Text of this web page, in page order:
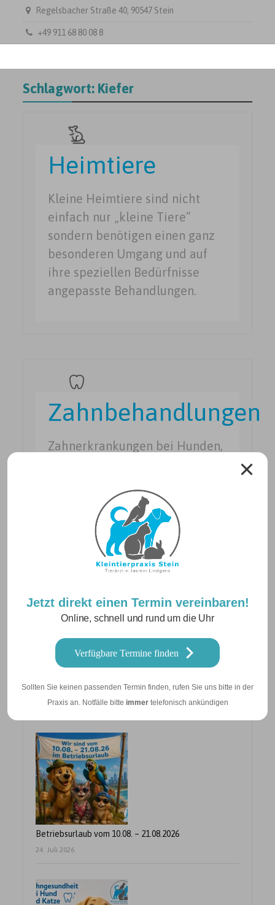
Jetzt direkt einen Termin vereinbaren!
Online, schnell und rund um die Uhr
Verfügbare Termine finden
Sollten Sie keinen passenden Termin finden, rufen Sie uns bitte in der
Praxis an. Notfälle bitte immertelefonisch ankündigen
Regelsbacher Straße 40, 90547 Stein
+49 911 68 80 08 8
Schlagwort: Kiefer
Heimtiere
Kleine Heimtiere sind nicht
einfach nur „kleine Tiere“
sondern benötigen einen ganz
besonderen Umgang und auf
ihre speziellen Bedürfnisse
angepasste Behandlungen.
Zahnbehandlungen
Zahnerkrankungen bei Hunden,
über 3 Jahren sind betroffen.
Wir entfernen in unserer Praxis
Zahnstein, fertigen
Dentalröntgenaufnahmen an
und behandeln
Heimtieren.
Neuigkeiten
Betriebsurlaub vom 10.08. – 21.08.2026
24. Juli 2026